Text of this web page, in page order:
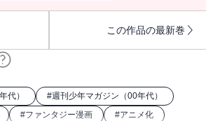
この作品の最新巻
代） #週刊少年マガジン（00年代）
#ファンタジー漫画 #アニメ化